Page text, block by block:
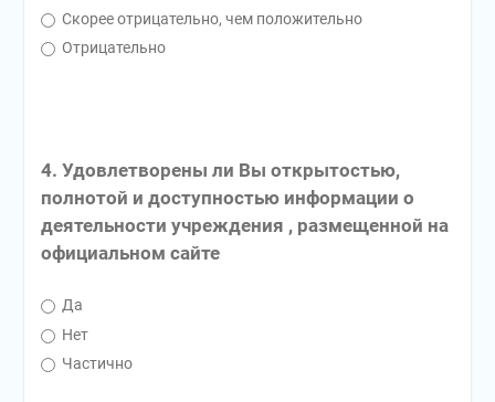
Скорее отрицательно, чем положительно
Отрицательно
4. Удовлетворены ли Вы открытостью,
полнотой и доступностью информации о
деятельности учреждения , размещенной на
официальном сайте
Да
Нет
Частично